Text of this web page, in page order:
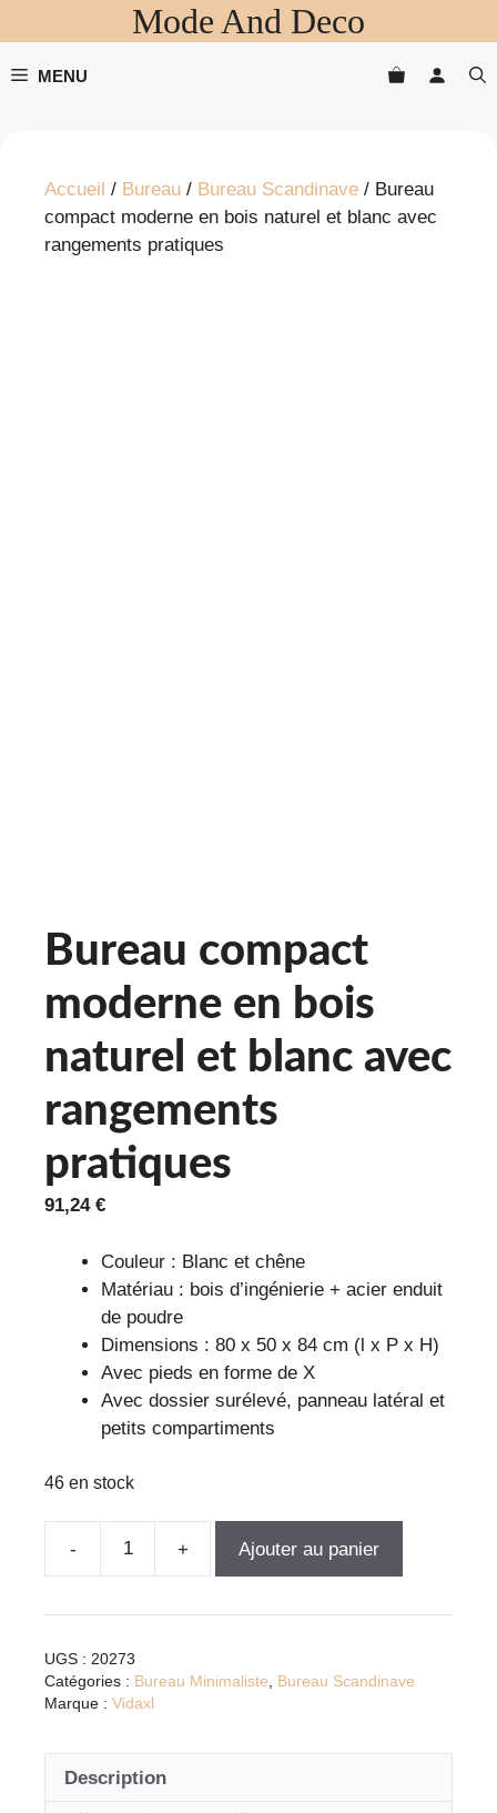
au
contenu
Mode And Deco
MENU
Accueil / Bureau / Bureau Scandinave / Bureau
compact moderne en bois naturel et blanc avec
rangements pratiques
Bureau compact
moderne en bois
naturel et blanc avec
rangements
pratiques
91,24 €
Couleur : Blanc et chêne
Matériau : bois d’ingénierie + acier enduit
de poudre
Dimensions : 80 x 50 x 84 cm (l x P x H)
Avec pieds en forme de X
Avec dossier surélevé, panneau latéral et
petits compartiments
46 en stock
quantité
Bureau
moderne
naturel
Ajouter au panier
UGS : 20273
Catégories : Bureau Minimaliste, Bureau Scandinave
Marque : Vidaxl
Description